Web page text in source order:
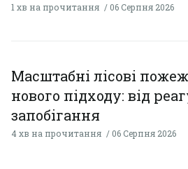
1 хв на прочитання 06 Серпня 2026
Масштабні лісові
нового підходу: від
запобігання
4 хв на прочитання 06 Серпня 2026